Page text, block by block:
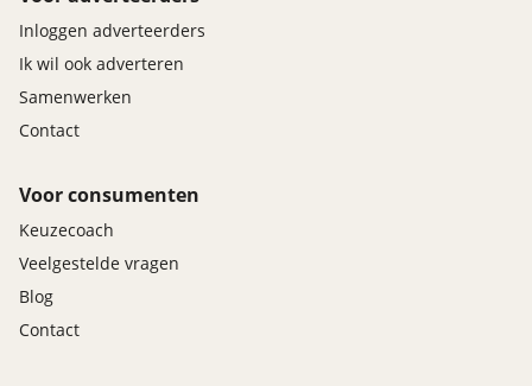
Inloggen adverteerders
Ik wil ook adverteren
Samenwerken
Contact
Voor consumenten
Keuzecoach
Veelgestelde vragen
Blog
Contact